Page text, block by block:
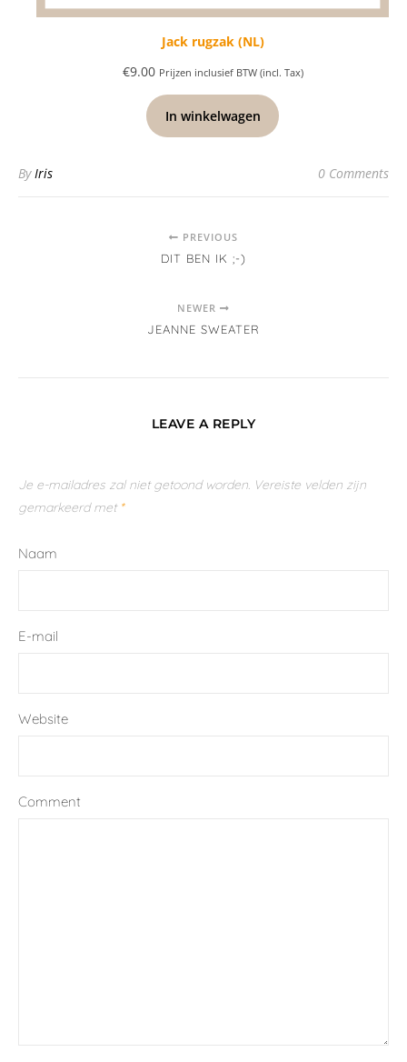
Jack rugzak (NL)
€9.00 Prijzen inclusief BTW (incl. Tax)
In winkelwagen
ByIris 0 Comments
PREVIOUS
DIT BEN IK ;-)
NEWER
JEANNE SWEATER
LEAVE A REPLY
Je e-mailadres zal niet getoond worden. Vereiste velden zijn
gemarkeerd met *
Naam
E-mail
Website
Comment